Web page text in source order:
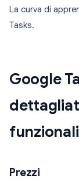
La curva di
Tasks.
Google
Prezzi